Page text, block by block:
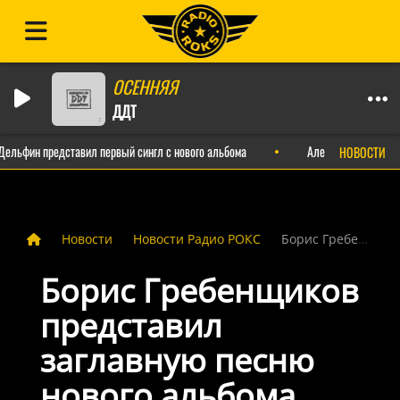
ОСЕННЯЯ
ДДТ
НОВОСТИ
представил первый сингл с нового альбома Александр Пушной
Новости Новости Радио РОКС Борис Гребенщиков представил заглавную песню нового альбома
Борис Гребенщиков
представил
заглавную песню